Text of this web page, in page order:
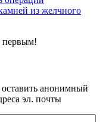
из желчного
первым!
анонимный
эл. почты